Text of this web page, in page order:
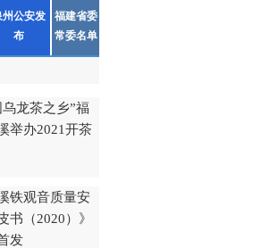
州公安发
布
福建省委
常委名单
乌龙茶之乡”福
举办2021开茶
铁观音质量安
书（2020）》
发